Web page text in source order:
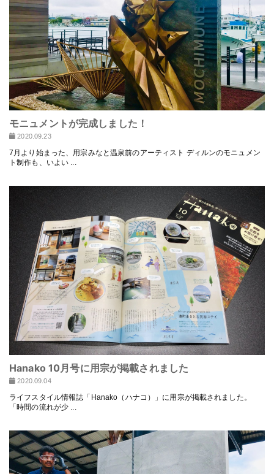
モニュメントが完成しました！
2020.09.23
7月より始まった、用宗みなと温泉前のアーティスト ディルンのモニュメン
ト制作も、いよい ...
Hanako 10月号に用宗が掲載されました
2020.09.04
ライフスタイル情報誌「Hanako（ハナコ）」に用宗が掲載されました。
「時間の流れが少 ...